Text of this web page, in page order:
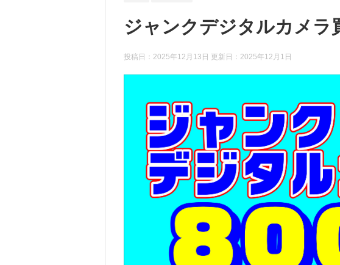
ジャンクデジタルカメラ
投稿日：2025年12月13日 更新日： 2025年12月1日